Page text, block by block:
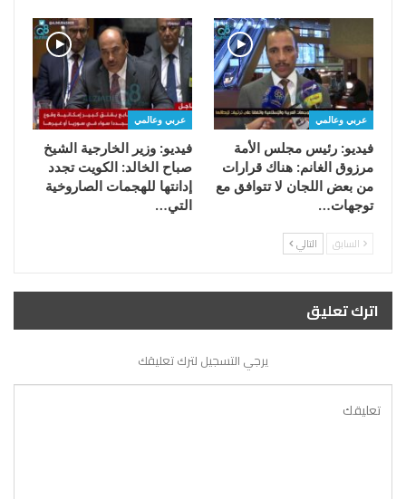
عربي وعالمي
فيديو: رئيس مجلس الأمة
مرزوق الغانم: هناك قرارات
من بعض اللجان لا تتوافق مع
توجهات…
عربي وعالمي
فيديو: وزير الخارجية الشيخ
صباح الخالد: الكويت تجدد
إدانتها للهجمات الصاروخية
التي…
السابق التالي
اترك تعليق
يرجي التسجيل لترك تعليقك